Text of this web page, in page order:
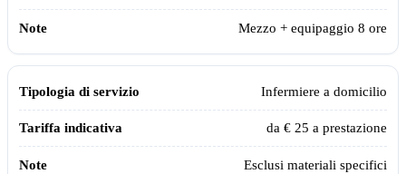
Mezzo + equipaggio 8 ore
Infermiere a domicilio
da € 25 a prestazione
Esclusi materiali specifici